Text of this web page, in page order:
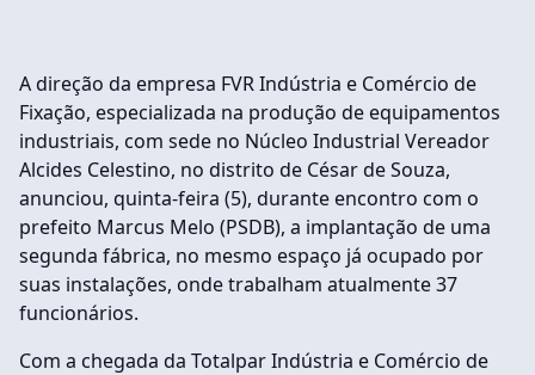
A direção da empresa FVR Indústria e Comércio de
Fixação, especializada na produção de equipamentos
industriais, com sede no Núcleo Industrial Vereador
Alcides Celestino, no distrito de César de Souza,
anunciou, quinta-feira (5), durante encontro com o
prefeito Marcus Melo (PSDB), a implantação de uma
segunda fábrica, no mesmo espaço já ocupado por
suas instalações, onde trabalham atualmente 37
funcionários.
Com a chegada da Totalpar Indústria e Comércio de